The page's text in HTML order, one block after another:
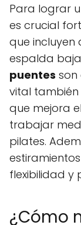
Para lograr
es crucial
que incluyen
espalda
puentes son
vital
que mejora
trabajar
pilates.
flexibilidad y
¿Cómo